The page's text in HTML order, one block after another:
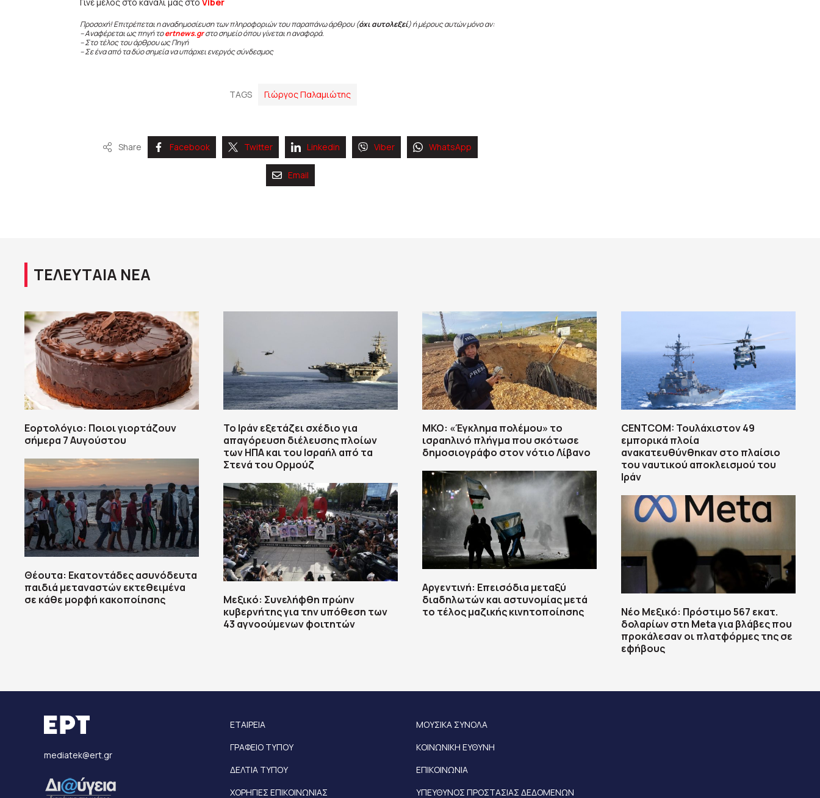
Προσοχή! Επιτρέπεται η αναδημοσίευση των πληροφοριών του παραπάνω άρθρου (όχι αυτολεξεί) ή μέρους αυτών μόνο αν:
– Αναφέρεται ως πηγή τοertnews.gr στο σημείο όπου γίνεται η αναφορά.
– Στο τέλος του άρθρου ως Πηγή
– Σε ένα από τα δύο σημεία να υπάρχει ενεργός σύνδεσμος
TAGS Γιώργος Παλαμιώτης
Share Facebook Twitter Linkedin Viber WhatsApp
Email
ΤΕΛΕΥΤΑΙΑ ΝΕΑ
Εορτολόγιο: Ποιοι γιορτάζουν
σήμερα 7 Αυγούστου
Θέουτα: Εκατοντάδες ασυνόδευτα
παιδιά μεταναστών εκτεθειμένα
σε κάθε μορφή κακοποίησης
Το Ιράν εξετάζει σχέδιο για
απαγόρευση διέλευσης πλοίων
των ΗΠΑ και του Ισραήλ από τα
Στενά του Ορμούζ
Μεξικό: Συνελήφθη πρώην
κυβερνήτης για την υπόθεση των
43 αγνοούμενων φοιτητών
ΜΚΟ: «Έγκλημα πολέμου» το
ισραηλινό πλήγμα που σκότωσε
δημοσιογράφο στον νότιο Λίβανο
Αργεντινή: Επεισόδια μεταξύ
διαδηλωτών και αστυνομίας μετά
το τέλος μαζικής κινητοποίησης
CENTCOM: Τουλάχιστον 49
εμπορικά πλοία
ανακατευθύνθηκαν στο πλαίσιο
του ναυτικού αποκλεισμού του
Ιράν
Νέο Μεξικό: Πρόστιμο 567 εκατ.
δολαρίων στη Meta για βλάβες που
προκάλεσαν οι πλατφόρμες της σε
εφήβους
mediatek@ert.gr
ΕΤΑΙΡΕΙΑ
ΓΡΑΦΕΙΟ ΤΥΠΟΥ
ΔΕΛΤΙΑ ΤΥΠΟΥ
ΧΟΡΗΓΙΕΣ ΕΠΙΚΟΙΝΩΝΙΑΣ
ΜΟΥΣΙΚΑ ΣΥΝΟΛΑ
ΚΟΙΝΩΝΙΚΗ ΕΥΘΥΝΗ
ΕΠΙΚΟΙΝΩΝΙΑ
ΥΠΕΥΘΥΝΟΣ ΠΡΟΣΤΑΣΙΑΣ ΔΕΔΟΜΕΝΩΝ